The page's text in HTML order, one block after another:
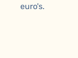
euro's.